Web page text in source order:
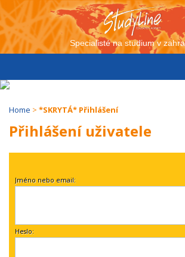
Specialisté na studium v
Home > *SKRYTÁ* Přihlášení
Přihlášení uživatele
Jméno nebo email:
Heslo: